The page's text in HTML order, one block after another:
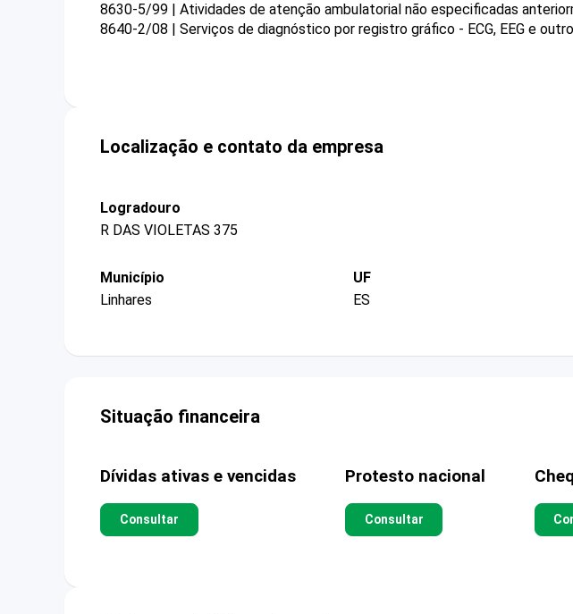
8630-5/99 | Atividades de atenção ambulatorial não especificadas
8640-2/08 | Serviços de diagnóstico por registro gráfico - ECG, EEG e
Localização e contato da empresa
Logradouro
R DAS VIOLETAS 375
Município
Linhares
UF
ES
Situação financeira
Dívidas ativas e vencidas
Consultar
Protesto nacional
Consultar